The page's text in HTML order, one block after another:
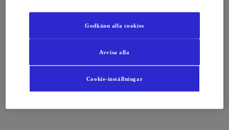
Cookie-inställningar
Avvisa alla
Godkänn alla cookies